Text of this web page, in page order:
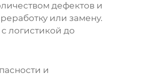
дефектов и
или замену.
логистикой до
и